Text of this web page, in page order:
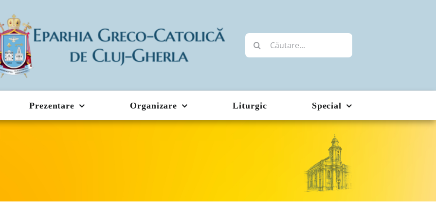
Cautare...
Prezentare Organizare Liturgic Special